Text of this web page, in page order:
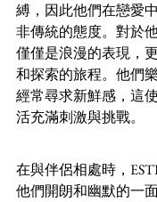
縛，因此他們在戀愛
非傳統的態度。對於
僅僅是浪漫的表現，
和探索的旅程。他們
經常尋求新鮮感，這
活充滿刺激與挑戰。
在與伴侶相處時，
他們開朗和幽默的一